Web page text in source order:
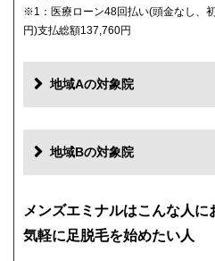
※1：医療ローン48回払い(頭金なし、
円)支払総額137,760円
地域Aの対象院
地域Bの対象院
メンズエミナルはこんな人
気軽に足脱毛を始めたい人